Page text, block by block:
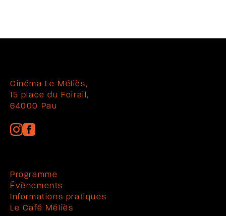
Cinéma Le Méliès,
15 place du Foirail,
64000 Pau
Programme
Évènements
Informations pratiques
Le Café Méliès